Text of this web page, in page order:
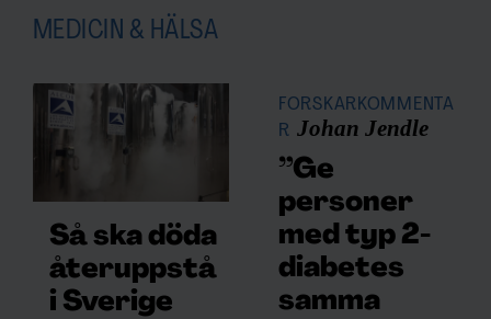
MEDICIN & HÄLSA
Så ska döda
återuppstå
i Sverige
FORSKARKOMMENTA
R Johan Jendle
”Ge
personer
med typ 2-
diabetes
samma